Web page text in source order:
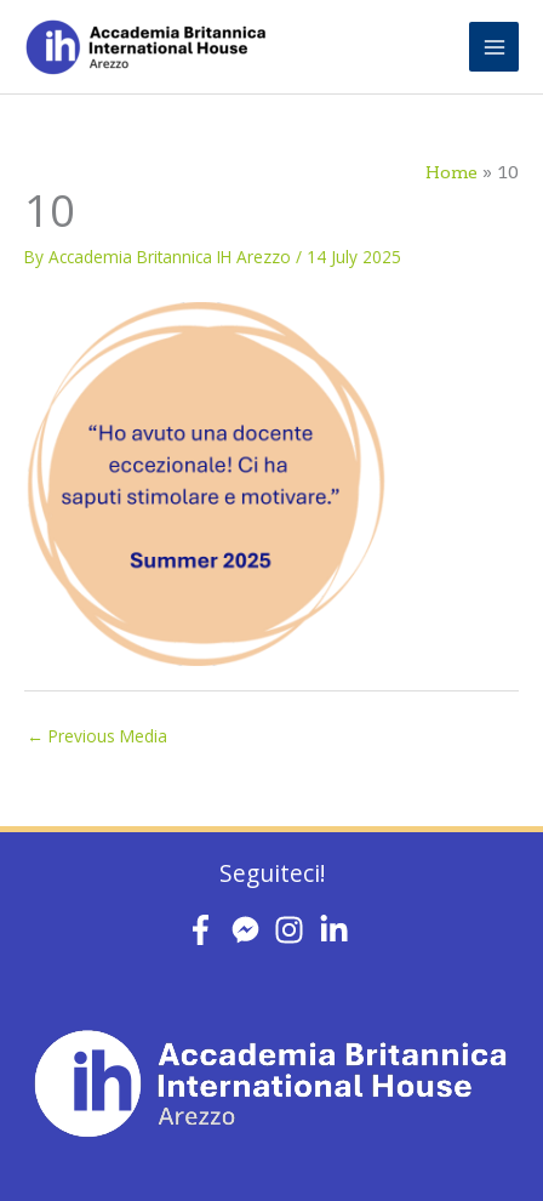
content
Home 10
10
By Accademia Britannica IH Arezzo / 14 July 2025
← Previous Media
Seguiteci!